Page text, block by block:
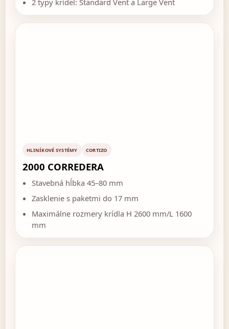
2 typy krídel: Standard Vent a Large Vent
HLINÍKOVÉ SYSTÉMY CORTIZO
2000 CORREDERA
Stavebná hĺbka 45–80 mm
Zasklenie s paketmi do 17 mm
Maximálne rozmery krídla H 2600 mm/L 1600
mm